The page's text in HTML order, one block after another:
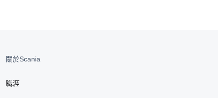
關於Scania
職涯